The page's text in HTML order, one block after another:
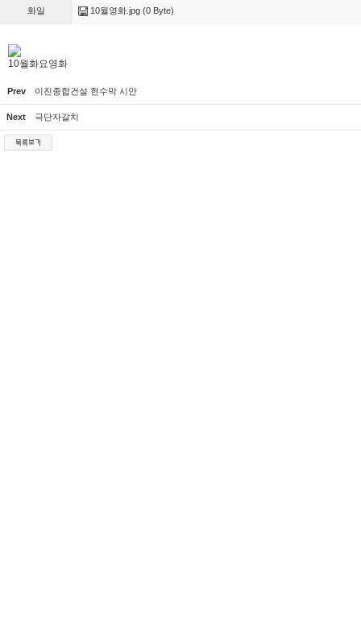
화일 10월영화.jpg (0 Byte)
10월화요영화
Prev 이진종합건설 현수막 시안
Next 극단자갈치